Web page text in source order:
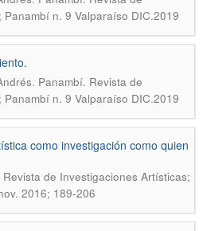
n. 9 Valparaíso DIC.2019
. Panambí. Revista de
n. 9 Valparaíso DIC.2019
como investigación como quien
Revista de Investigaciones Artísticas;
2016; 189-206